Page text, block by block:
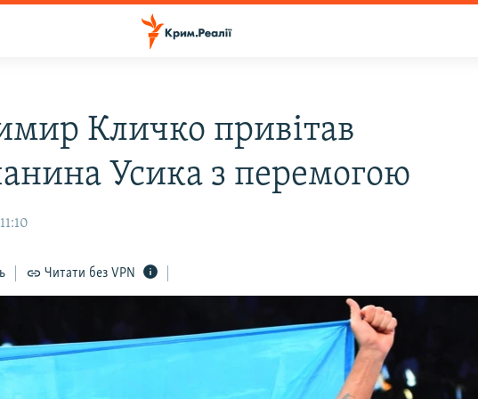
Кличко привітав
Усика з перемогою
Читати без VPN